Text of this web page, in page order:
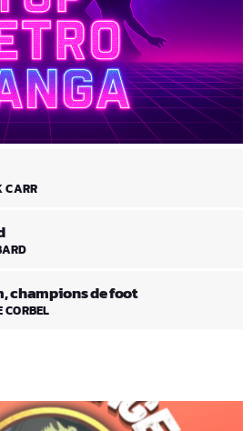
champions de foot
CARR